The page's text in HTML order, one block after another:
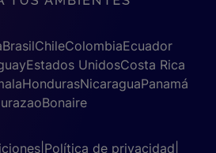
BrasilChileColombiaEcuador
Estados UnidosCosta Rica
HondurasNicaraguaPanamá
Bonaire
Política de privacidad